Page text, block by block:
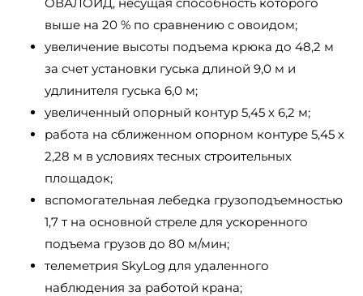
выше на 20 % по сравнению с овоидом;
увеличение высоты подъема крюка до 48,2 м
за счет установки гуська длиной 9,0 м и
удлинителя гуська 6,0 м;
увеличенный опорный контур 5,45 х 6,2 м;
работа на сближенном опорном контуре 5,45 х
2,28 м в условиях тесных строительных
площадок;
вспомогательная лебедка грузоподъемностью
1,7 т на основной стреле для ускоренного
подъема грузов до 80 м/мин;
телеметрия SkyLog для удаленного
наблюдения за работой крана;